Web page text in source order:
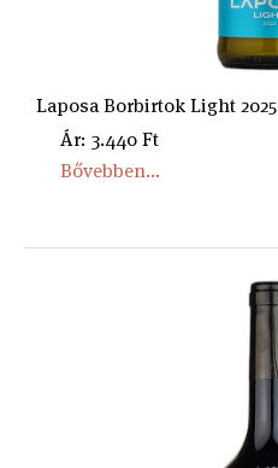
Laposa Borbirtok Light 2025
Ár: 3.440 Ft
Bővebben...